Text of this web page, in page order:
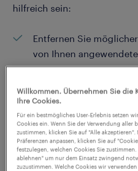
hilfreich sein:
Entfernen Sie
von Ihnen
nach Jobs gesucht?
Bereich um den
erweitern.
Ändern Sie die
das Stichwort und
Willkommen. Übernehmen Sie die
Ihre Cookies.
Für ein bestmögliches User-Erlebnis setzen
Cookies ein. Wenn Sie der Verwendung aller
zustimmen, klicken Sie auf "Alle
Präferenzen anpassen, klicken Sie auf
festzulegen, welchen Cookies Sie
ablehnen" um nur dem Einsatz zwingend
zuzustimmen. Welche Cookies wir